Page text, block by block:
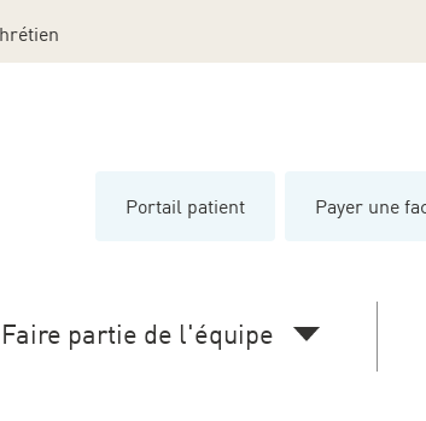
Head
Portail patient Payer une
Faire partie de l'équipe